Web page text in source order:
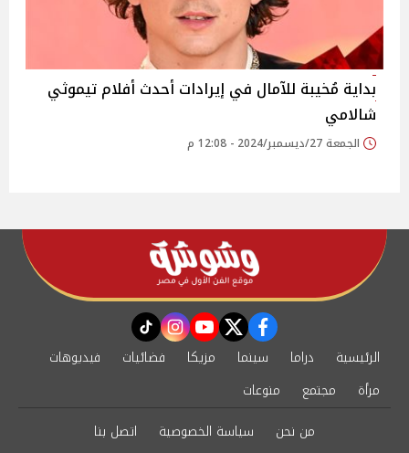
بداية مُخيبة للآمال في إيرادات أحدث أفلام تيموثي
شالامي
الجمعة 27/ديسمبر/2024 - 12:08 م
facebook
twitter
youtube
instagram
tiktok
الرئيسية دراما سينما مزيكا فضائيات
فيديوهات
مرأة
مجتمع
منوعات
من نحن
سياسة الخصوصية اتصل بنا